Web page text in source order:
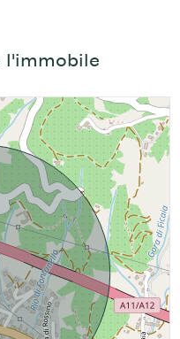
l'immobile